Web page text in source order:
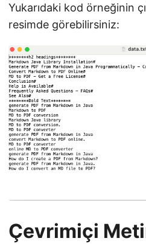
Yukarıdaki kod örneğinin
resimde görebilirsiniz:
Çevrimiçi